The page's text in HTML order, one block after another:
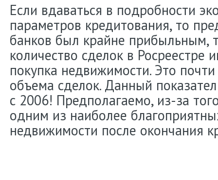
Если вдаваться в подробности
параметров кредитования, то
банков был крайне прибыльным,
количество сделок в Росреестре
покупка недвижимости. Это
объема сделок. Данный
с 2006! Предполагаемо, из-за
одним из наиболее
недвижимости после окончания